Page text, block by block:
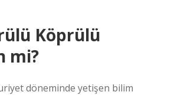
Köprülü
mi?
döneminde yetişen bilim